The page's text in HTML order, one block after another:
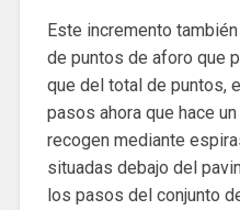
Este incremento
de puntos de aforo que
que del total de puntos,
pasos ahora que hace
recogen mediante
situadas debajo del
los pasos del conjunto